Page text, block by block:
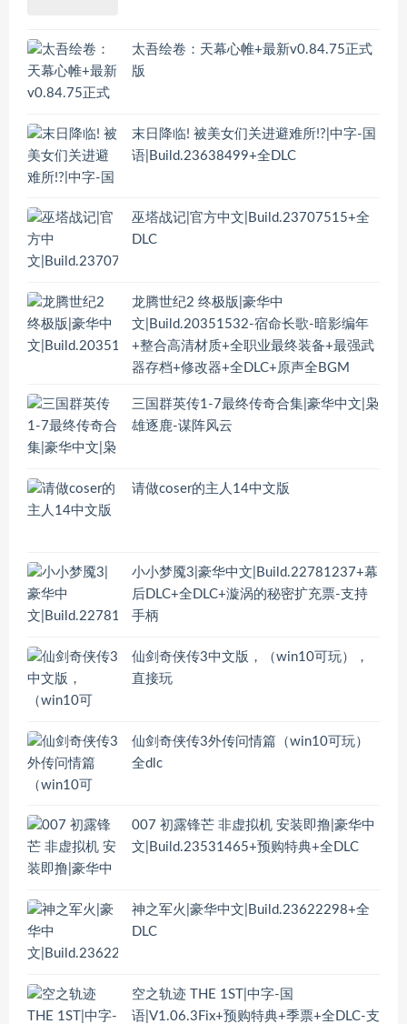
太吾绘卷：天幕心帷+最新v0.84.75正式
版
末日降临! 被美女们关进避难所!?|中字-国
语|Build.23638499+全DLC
巫塔战记|官方中文|Build.23707515+全
DLC
龙腾世纪2 终极版|豪华中
文|Build.20351532-宿命长歌-暗影编年
+整合高清材质+全职业最终装备+最强武
器存档+修改器+全DLC+原声全BGM
三国群英传1-7最终传奇合集|豪华中文|枭
雄逐鹿-谋阵风云
请做coser的主人14中文版
小小梦魇3|豪华中文|Build.22781237+幕
后DLC+全DLC+漩涡的秘密扩充票-支持
手柄
仙剑奇侠传3中文版，（win10可玩），
直接玩
仙剑奇侠传3外传问情篇（win10可玩）
全dlc
007 初露锋芒 非虚拟机 安装即撸|豪华中
文|Build.23531465+预购特典+全DLC
神之军火|豪华中文|Build.23622298+全
DLC
空之轨迹 THE 1ST|中字-国
语|V1.06.3Fix+预购特典+季票+全DLC-支